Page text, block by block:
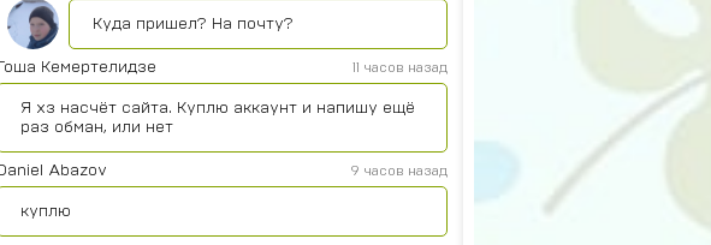
Куда пришел? На почту?
Кемертелидзе 11 часов назад
Я хз насчёт сайта. Куплю аккаунт и напишу ещё
раз обман, или нет
Abazov 9 часов назад
куплю